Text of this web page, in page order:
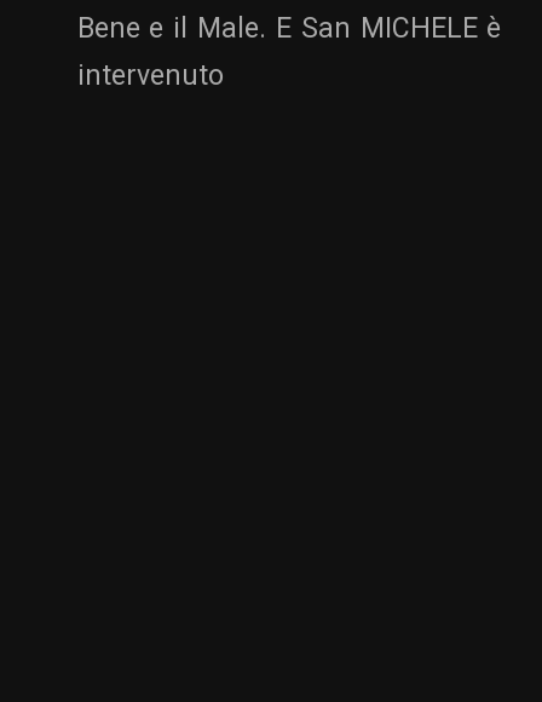
Bene e il Male. E San MICHELE è
intervenuto